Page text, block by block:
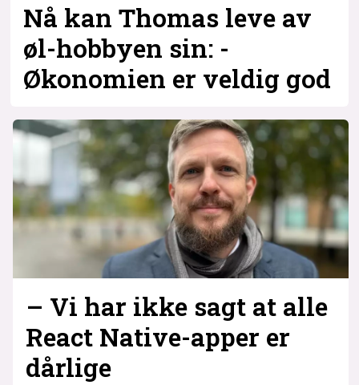
Nå kan Thomas leve av
øl-hobbyen sin: -
Økonomien er veldig god
– Vi har ikke sagt at alle
React Native-apper er
dårlige